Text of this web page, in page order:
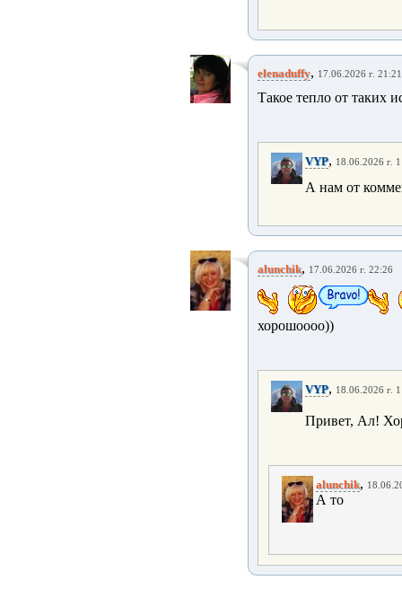
elenaduffy, 17.06.2026 г. 21:21
Такое тепло от таких
VYP, 18.06.2026 г.
А нам от
alunchik, 17.06.2026 г. 22:26
хорошоооо))
VYP, 18.06.2026 г.
Привет, Ал!
alunchik,
А то